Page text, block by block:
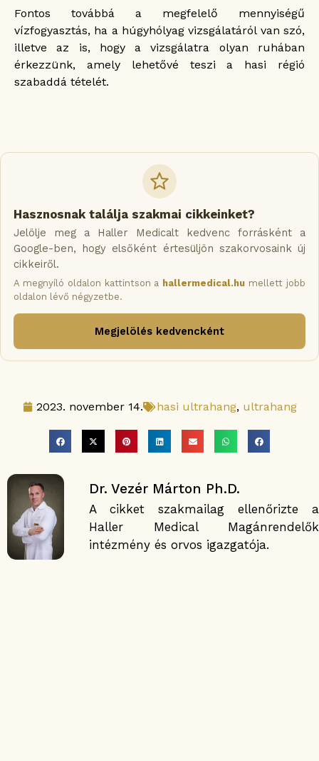
Fontos továbbá a megfelelő mennyiségű
vízfogyasztás, ha a húgyhólyag vizsgálatáról van szó,
illetve az is, hogy a vizsgálatra olyan ruhában
érkezzünk, amely lehetővé teszi a hasi régió
szabaddá tételét.
Hasznosnak találja szakmai cikkeinket?
Jelölje meg a Haller Medicalt kedvenc forrásként a
Google-ben, hogy elsőként értesüljön szakorvosaink új
cikkeiről.
A megnyíló oldalon kattintson a hallermedical.hu mellett jobb
oldalon lévő négyzetbe.
Megjelölés kedvencként
2023. november 14. hasi ultrahang, ultrahang
Dr. Vezér Márton Ph.D.
A cikket szakmailag ellenőrizte a
Haller Medical Magánrendelők
intézmény és orvos igazgatója.